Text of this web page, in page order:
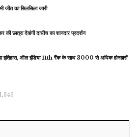
जीत का सिलसिला जारी
छात्रा देवांगी दाधीच का शानदार प्रदर्शन
ऑल इंडिया 11th रैंक के साथ 3000 से अधिक होनहारों